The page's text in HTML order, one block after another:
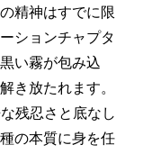
精神はすでに限
ションチャプタ
い霧が包み込
き放たれます。
残忍さと底なし
の本質に身を任